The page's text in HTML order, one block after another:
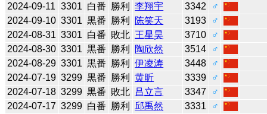
2024-09-11 3301 白番 勝利 李翔宇 3342
♂
2024-09-10 3301 黒番 勝利 陈笑天 3193
♂
2024-08-31 3301 白番 敗北 王星昊 3710
♂
2024-08-30 3301 黒番 勝利 陶欣然 3514
♂
2024-08-29 3301 黒番 勝利 伊凌涛 3448
♂
2024-07-19 3299 黒番 勝利 黄昕 3339
♂
2024-07-18 3299 黒番 敗北 吕立言 3347
♂
2024-07-17 3299 白番 勝利 邱禹然 3331
♂